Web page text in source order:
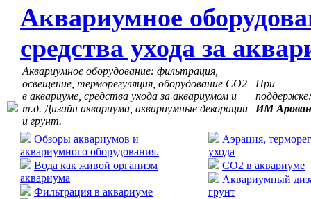
Аквариумное
средства ухода за
Аквариумное оборудование: фильтрация,
освещение, терморегуляция, оборудование СО2
в аквариуме, средства ухода за аквариумом и
т.д. Дизайн аквариума, аквариумные декорации
и грунт.
При
поддержке:
ИМ
Обзоры аквариумов и
аквариумного оборудования.
Вода как живой организм
аквариума
Фильтрация в аквариуме
Аэрация,
ухода
CO2 в аквариуме
Аквариумный
грунт